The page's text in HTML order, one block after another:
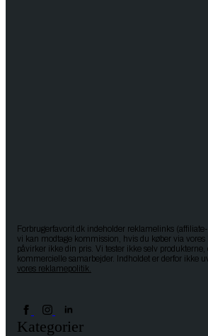
Forbrugerfavorit.dk indeholder reklamelinks
vi kan modtage kommission, hvis du køber via
påvirker ikke din pris. Vi tester ikke selv produkterne,
kommercielle samarbejder. Indholdet er derfor ikke
vores reklamepolitik.
Kategorier